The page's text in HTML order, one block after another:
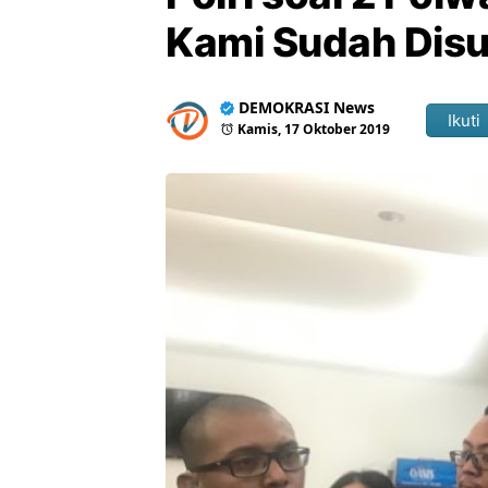
Kami Sudah
DEMOKRASI News
Kamis, 17 Oktober 2019 Ikuti